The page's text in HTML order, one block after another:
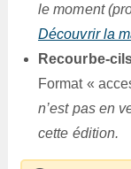
le moment
Découvrir la
Recourbe-
Format «
n’est pas en
cette édition.